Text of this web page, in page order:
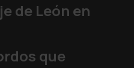
de León en
que